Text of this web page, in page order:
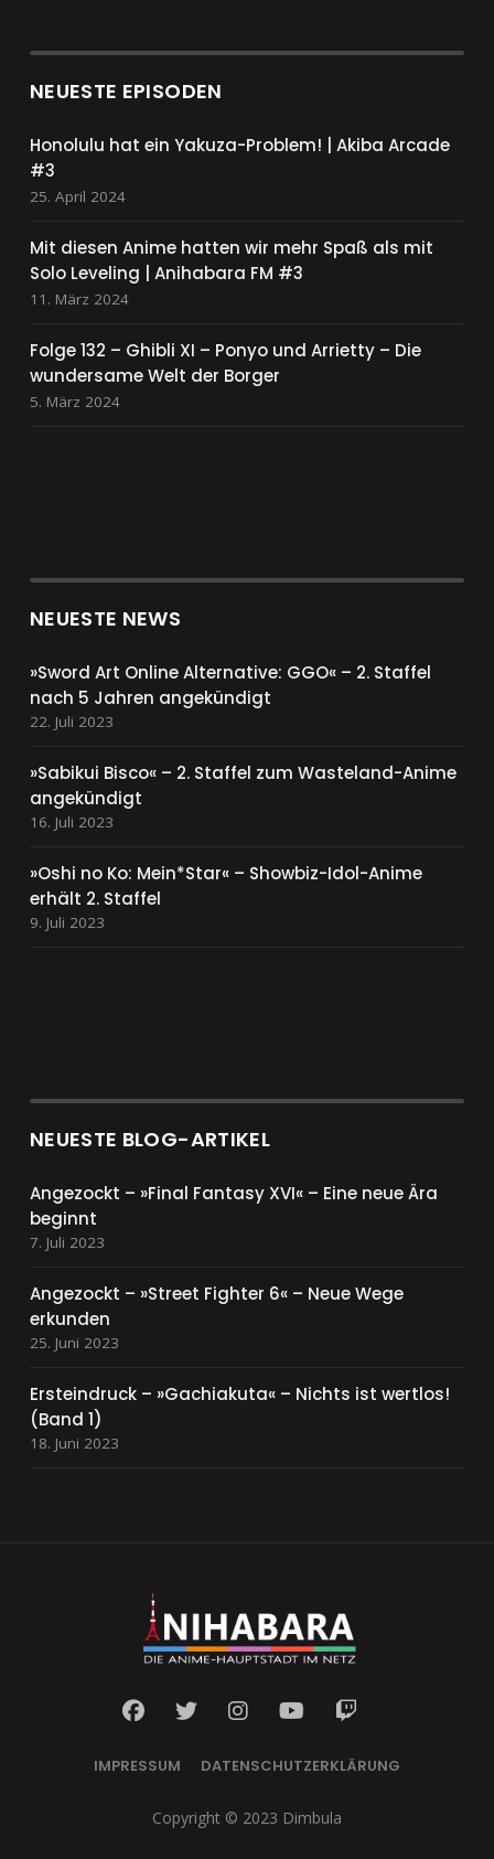
NEUESTE EPISODEN
Honolulu hat ein Yakuza-Problem! | Akiba Arcade
#3
25. April 2024
Mit diesen Anime hatten wir mehr Spaß als mit
Solo Leveling | Anihabara FM #3
11. März 2024
Folge 132 – Ghibli XI – Ponyo und Arrietty – Die
wundersame Welt der Borger
5. März 2024
NEUESTE NEWS
»Sword Art Online Alternative: GGO« – 2. Staffel
nach 5 Jahren angekündigt
22. Juli 2023
»Sabikui Bisco« – 2. Staffel zum Wasteland-Anime
angekündigt
16. Juli 2023
»Oshi no Ko: Mein*Star« – Showbiz-Idol-Anime
erhält 2. Staffel
9. Juli 2023
NEUESTE BLOG-ARTIKEL
Angezockt – »Final Fantasy XVI« – Eine neue Ära
beginnt
7. Juli 2023
Angezockt – »Street Fighter 6« – Neue Wege
erkunden
25. Juni 2023
Ersteindruck – »Gachiakuta« – Nichts ist wertlos!
(Band 1)
18. Juni 2023
IMPRESSUM DATENSCHUTZERKLÄRUNG
Copyright © 2023 Dimbula